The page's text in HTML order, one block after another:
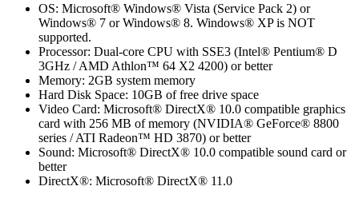
OS: Microsoft® Windows® Vista (Service Pack 2) or
Windows® 7 or Windows® 8. Windows® XP is NOT
supported.
Processor: Dual-core CPU with SSE3 (Intel® Pentium® D
3GHz / AMD Athlon™ 64 X2 4200) or better
Memory: 2GB system memory
Hard Disk Space: 10GB of free drive space
Video Card: Microsoft® DirectX® 10.0 compatible graphics
card with 256 MB of memory (NVIDIA® GeForce® 8800
series / ATI Radeon™ HD 3870) or better
Sound: Microsoft® DirectX® 10.0 compatible sound card or
better
DirectX®: Microsoft® DirectX® 11.0